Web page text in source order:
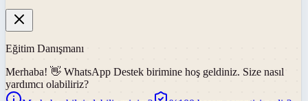
Eğitim Danışmanı
Merhaba! 👋 WhatsApp Destek birimine hoş geldiniz. Size nasıl
yardımcı olabiliriz?